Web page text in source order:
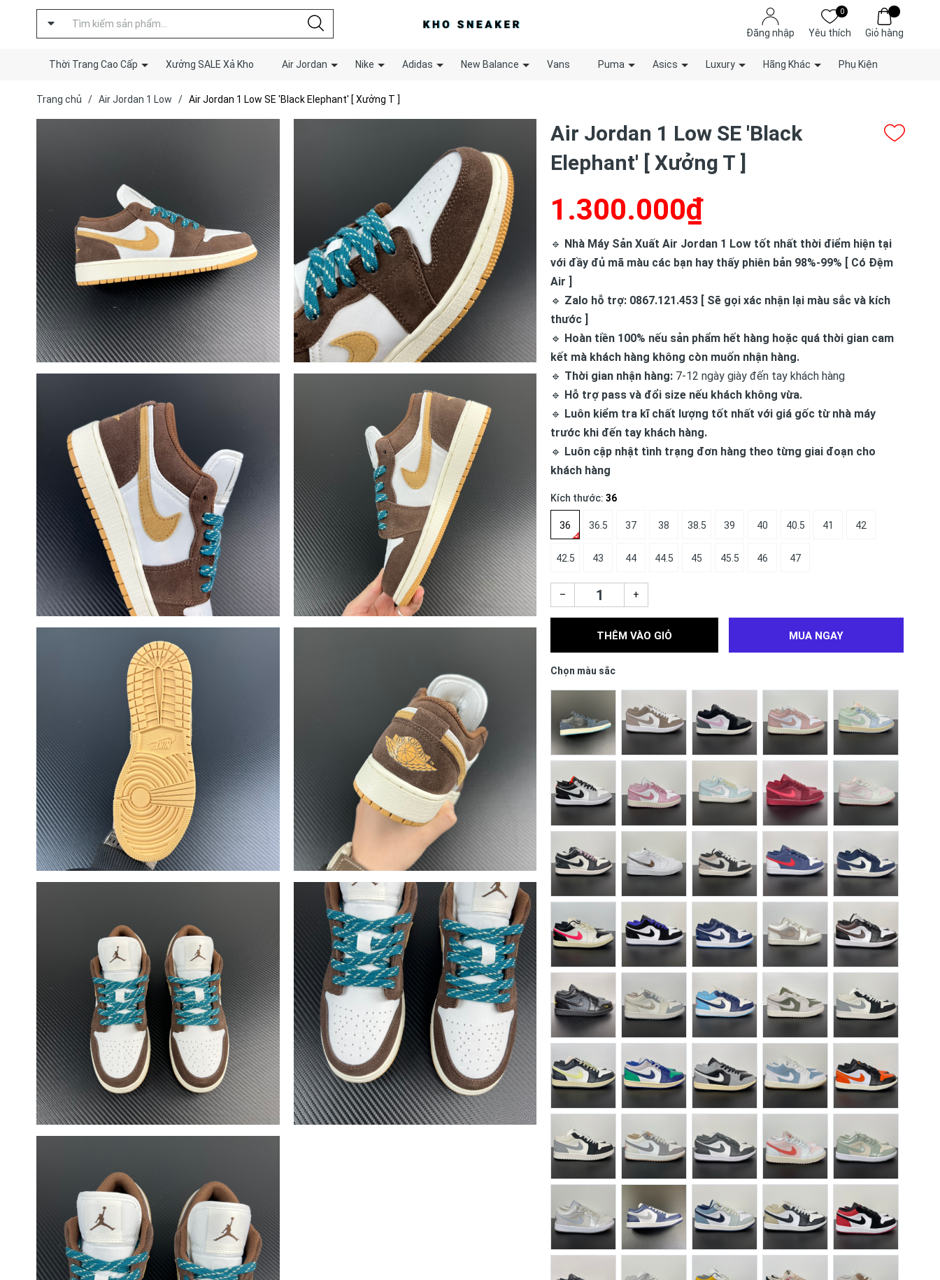
Đăng nhập
0
Yêu thích Giỏ hàng
Thời Trang Cao Cấp Xưởng SALE Xả Kho Air Jordan Nike Adidas New Balance Vans Puma Asics Luxury Hãng Khác Phụ Kiện
Trang chủ / Air Jordan 1 Low / Air Jordan 1 Low SE 'Black Elephant' [ Xưởng T ]
Air Jordan 1 Low SE 'Black
Elephant' [ Xưởng T ]
1.300.000₫
🔹 Nhà Máy Sản Xuất Air Jordan 1 Low tốt nhất thời điểm hiện tại
với đầy đủ mã màu các bạn hay thấy phiên bản 98%-99% [ Có Đệm
Air ]
🔹 Zalo hỗ trợ: 0867.121.453 [ Sẽ gọi xác nhận lại màu sắc và kích
thước ]
🔹 Hoàn tiền 100% nếu sản phẩm hết hàng hoặc quá thời gian cam
kết mà khách hàng không còn muốn nhận hàng.
🔹 Thời gian nhận hàng: 7-12 ngày giày đến tay khách hàng
🔹 Hỗ trợ pass và đổi size nếu khách không vừa.
🔹 Luôn kiểm tra kĩ chất lượng tốt nhất với giá gốc từ nhà máy
trước khi đến tay khách hàng.
🔹 Luôn cập nhật tình trạng đơn hàng theo từng giai đoạn cho
khách hàng
Kích thước: 36
36 36.5 37 38 38.5 39 40 40.5 41 42
42.5 43 44 44.5 45 45.5 46 47
– +
THÊM VÀO GIỎ MUA NGAY
Chọn màu sắc